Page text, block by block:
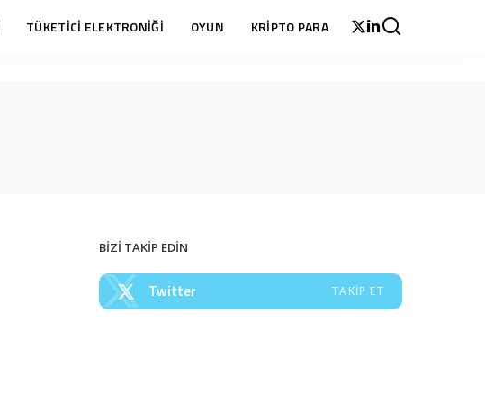
TÜKETİCİ ELEKTRONİĞİ OYUN KRİPTO PARA
BİZİ TAKİP EDİN
Twitter TAKIP ET